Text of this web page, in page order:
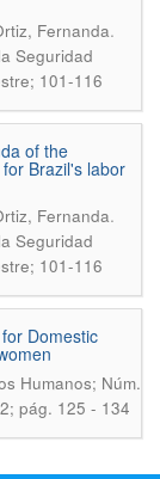
Fernanda.
Seguridad
101-116
of the
Brazil's labor
Fernanda.
Seguridad
101-116
Domestic
Humanos; Núm.
pág. 125 - 134